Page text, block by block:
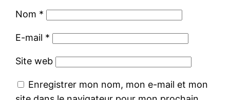
Nom *
E-mail *
Site web
Enregistrer mon nom, mon e-mail et mon